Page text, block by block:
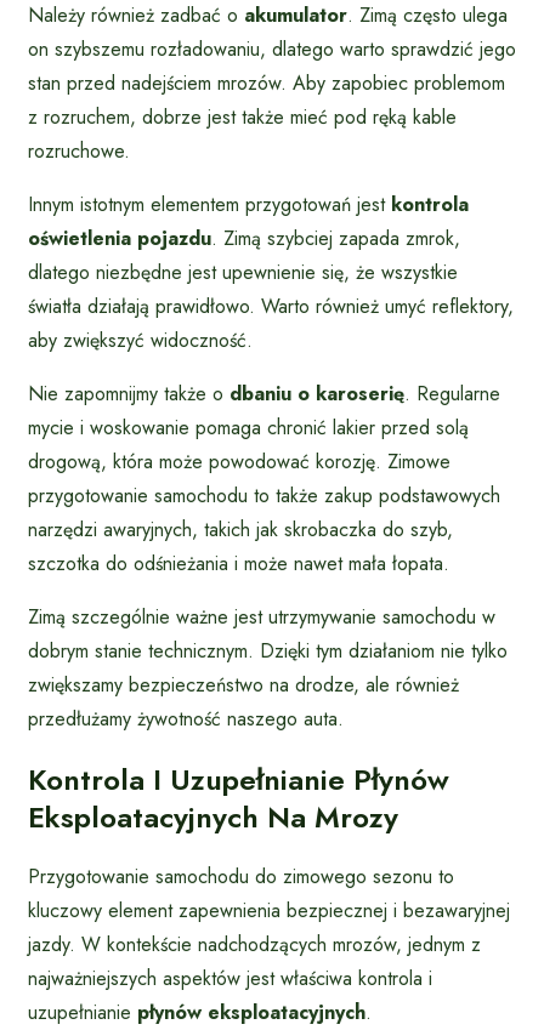
Należy również zadbać o akumulator. Zimą często ulega
on szybszemu rozładowaniu, dlatego warto sprawdzić jego
stan przed nadejściem mrozów. Aby zapobiec problemom
z rozruchem, dobrze jest także mieć pod ręką kable
rozruchowe.
Innym istotnym elementem przygotowań jest kontrola
oświetlenia pojazdu. Zimą szybciej zapada zmrok,
dlatego niezbędne jest upewnienie się, że wszystkie
światła działają prawidłowo. Warto również umyć reflektory,
aby zwiększyć widoczność.
Nie zapomnijmy także o dbaniu o karoserię. Regularne
mycie i woskowanie pomaga chronić lakier przed solą
drogową, która może powodować korozję. Zimowe
przygotowanie samochodu to także zakup podstawowych
narzędzi awaryjnych, takich jak skrobaczka do szyb,
szczotka do odśnieżania i może nawet mała łopata.
Zimą szczególnie ważne jest utrzymywanie samochodu w
dobrym stanie technicznym. Dzięki tym działaniom nie tylko
zwiększamy bezpieczeństwo na drodze, ale również
przedłużamy żywotność naszego auta.
Kontrola I Uzupełnianie Płynów
Eksploatacyjnych Na Mrozy
Przygotowanie samochodu do zimowego sezonu to
kluczowy element zapewnienia bezpiecznej i bezawaryjnej
jazdy. W kontekście nadchodzących mrozów, jednym z
najważniejszych aspektów jest właściwa kontrola i
uzupełnianie płynów eksploatacyjnych.